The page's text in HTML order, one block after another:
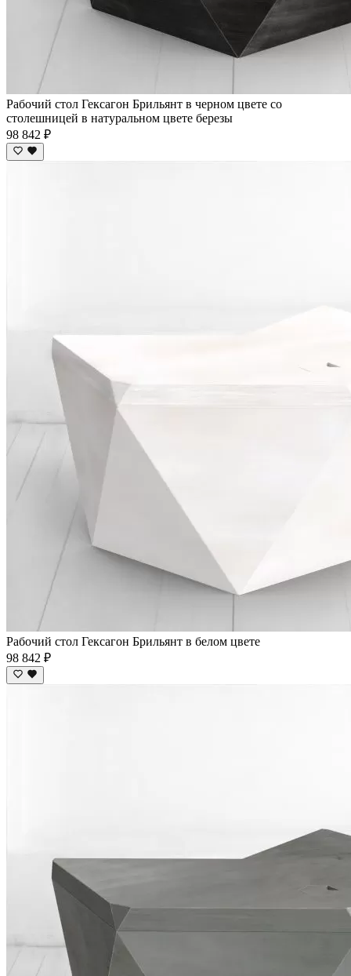
Рабочий стол Гексагон Брильянт в черном цвете со
столешницей в натуральном цвете березы
98 842 ₽
Рабочий стол Гексагон Брильянт в белом цвете
98 842 ₽